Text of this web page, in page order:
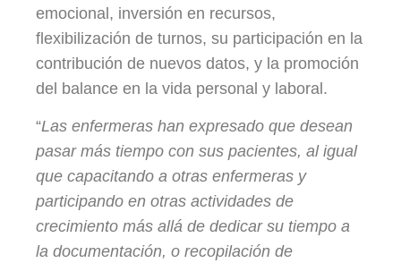
emocional, inversión en recursos,
flexibilización de turnos, su participación en la
contribución de nuevos datos, y la promoción
del balance en la vida personal y laboral.
“Las enfermeras han expresado que desean
pasar más tiempo con sus pacientes, al igual
que capacitando a otras enfermeras y
participando en otras actividades de
crecimiento más allá de dedicar su tiempo a
la documentación, o recopilación de